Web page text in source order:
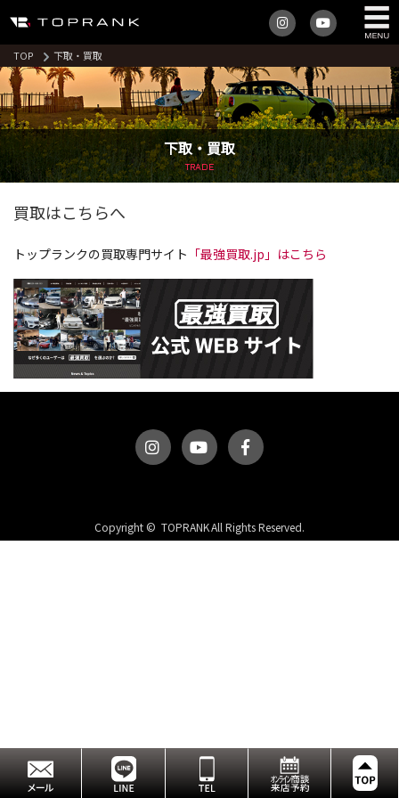
TOP 下取・買取
下取・買取
TRADE
買取はこちらへ
トップランクの買取専門サイト 「最強買取.jp」はこちら
Copyright © TOPRANK All Rights Reserved.